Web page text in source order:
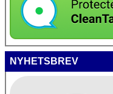
NYHETSBREV